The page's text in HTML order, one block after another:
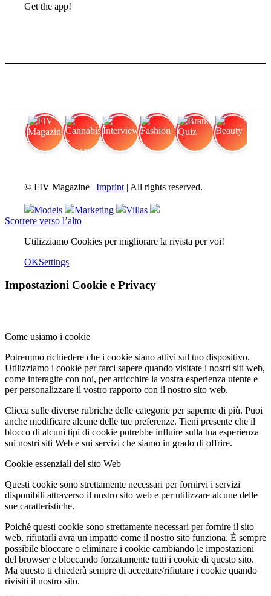
Get the app!
© FIV Magazine |Imprint | All rights reserved.
Models Marketing
Villas
Scorrere verso l’alto
Utilizziamo Cookies per migliorare la rivista per voi!
OKSettings
Impostazioni Cookie e Privacy
Come usiamo i cookie
Potremmo richiedere che i cookie siano attivi sul tuo dispositivo.
Utilizziamo i cookie per farci sapere quando visitate i nostri siti web,
come interagite con noi, per arricchire la vostra esperienza utente e
per personalizzare il vostro rapporto con il nostro sito web.
Clicca sulle diverse rubriche delle categorie per saperne di più. Puoi
anche modificare alcune delle tue preferenze. Tieni presente che il
blocco di alcuni tipi di cookie potrebbe influire sulla tua esperienza
sui nostri siti Web e sui servizi che siamo in grado di offrire.
Cookie essenziali del sito Web
Questi cookie sono strettamente necessari per fornirvi i servizi
disponibili attraverso il nostro sito web e per utilizzare alcune delle
sue caratteristiche.
Poiché questi cookie sono strettamente necessari per fornire il sito
web, rifiutarli avrà un impatto come il nostro sito funziona. È sempre
possibile bloccare o eliminare i cookie cambiando le impostazioni
del browser e bloccando forzatamente tutti i cookie di questo sito.
Ma questo ti chiederà sempre di accettare/rifiutare i cookie quando
rivisiti il nostro sito.